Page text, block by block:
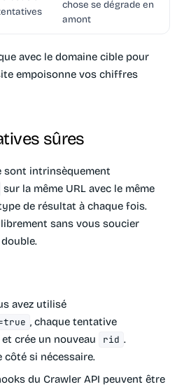
chose se dégrade en
amont
avec le domaine cible pour
empoisonne vos chiffres
sûres
sont intrinsèquement
sur la même URL avec le même
de résultat à chaque fois.
sans vous soucier
avez utilisé
, chaque tentative
crée un nouveau
rid .
côté si nécessaire.
du Crawler API peuvent être